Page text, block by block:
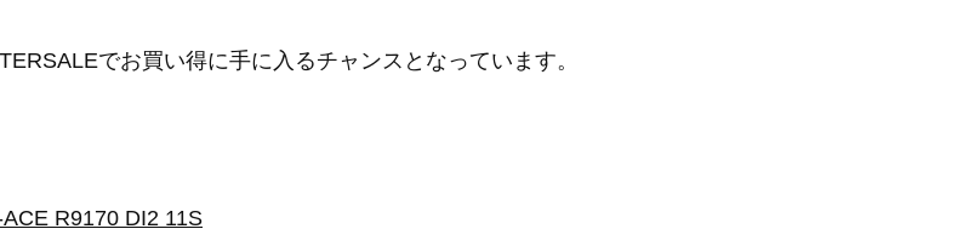
でお買い得に手に入るチャンスとなっています。
R9170 DI2 11S